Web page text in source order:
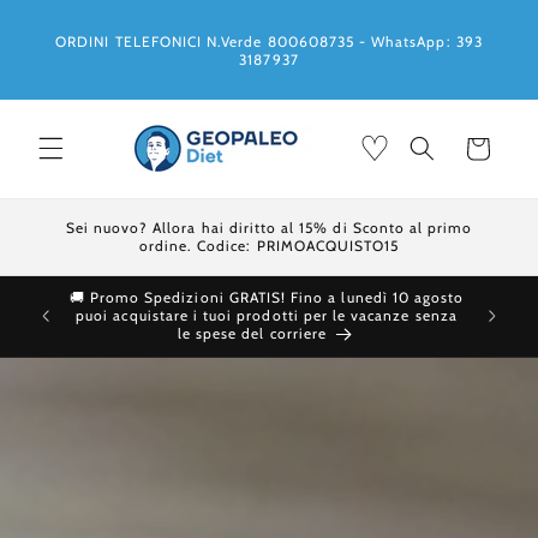
ai contenuti
ORDINI TELEFONICI N.Verde 800608735 - WhatsApp: 393
3187937
♡ Carrello
Sei nuovo? Allora hai diritto al 15% di Sconto al primo
ordine. Codice: PRIMOACQUISTO15
🚚 Promo Spedizioni GRATIS! Fino a lunedì 10 agosto
puoi acquistare i tuoi prodotti per le vacanze senza
le spese del corriere